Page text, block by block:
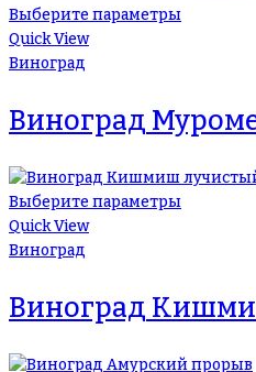
Выберите параметры
Quick View
Виноград
Виноград
Выберите параметры
Quick View
Виноград
Виноград